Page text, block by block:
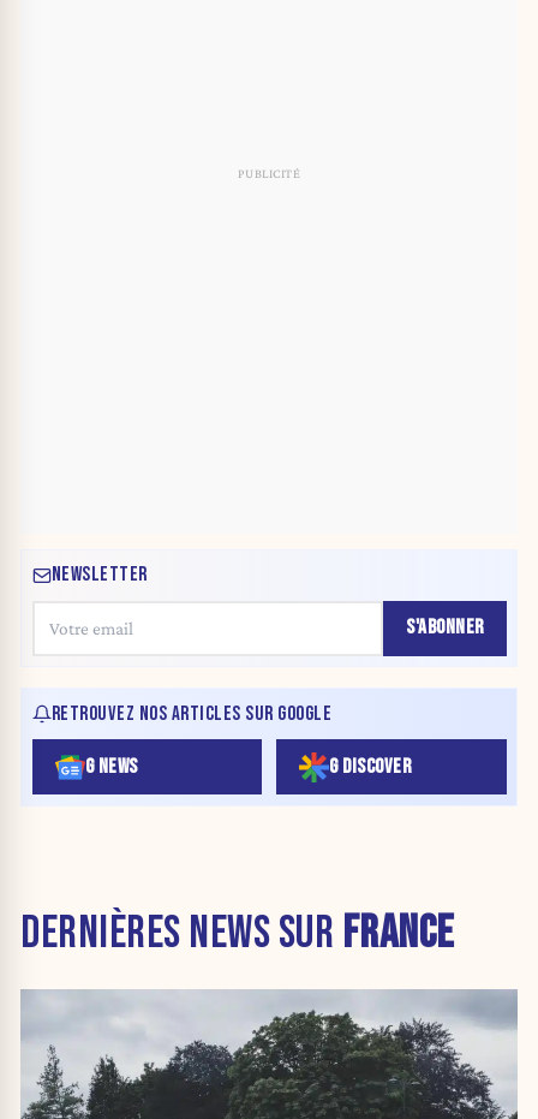
NEWSLETTER
S'ABONNER
RETROUVEZ NOS ARTICLES SUR GOOGLE
G NEWS G DISCOVER
DERNIÈRES NEWS SUR FRANCE